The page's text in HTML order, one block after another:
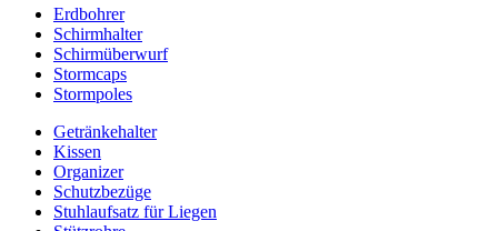
Erdbohrer
Schirmhalter
Schirmüberwurf
Stormcaps
Stormpoles
Getränkehalter
Kissen
Organizer
Schutzbezüge
Stuhlaufsatz für Liegen